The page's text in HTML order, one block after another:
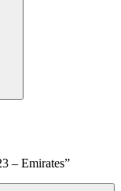
– Emirates”